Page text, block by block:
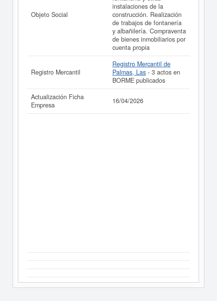
Objeto Social
instalaciones de la
construcción. Realización
de trabajos de fontanería
y albañilería. Compraventa
de bienes inmobiliarios por
cuenta propia
Registro Mercantil
Registro Mercantil de
Palmas, Las - 3 actos en
BORME publicados
Actualización Ficha
Empresa
16/04/2026